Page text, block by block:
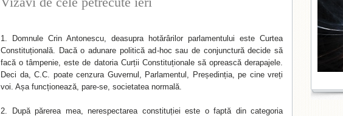
Domnule Crin Antonescu, deasupra hotărârilor parlamentului este Curtea
Constituțională. Dacă o adunare politică ad-hoc sau de conjunctură decide să
facă o tâmpenie, este de datoria Curții Constituționale să oprească derapajele.
Deci da, C.C. poate cenzura Guvernul, Parlamentul, Președinția, pe cine vreți
voi. Așa funcționează, pare-se, societatea normală.
După părerea mea, nerespectarea constituției este o faptă din categoria